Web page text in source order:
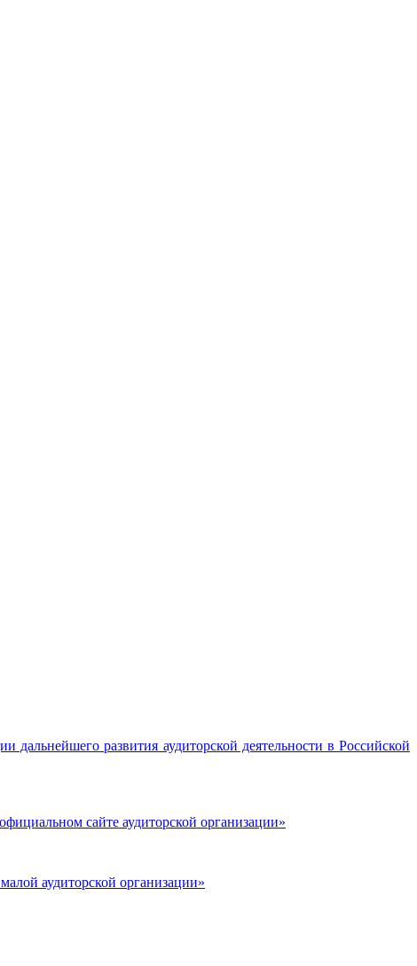
развития аудиторской деятельности в Российской
сайте аудиторской организации»
аудиторской организации»